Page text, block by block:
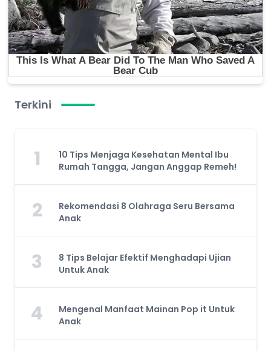
Terkini
1
10 Tips Menjaga Kesehatan Mental Ibu
Rumah Tangga, Jangan Anggap Remeh!
2
Rekomendasi 8 Olahraga Seru Bersama
Anak
3
8 Tips Belajar Efektif Menghadapi Ujian
Untuk Anak
4
Mengenal Manfaat Mainan Pop it Untuk
Anak